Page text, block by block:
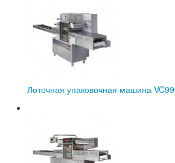
Лоточная упаковочная машина